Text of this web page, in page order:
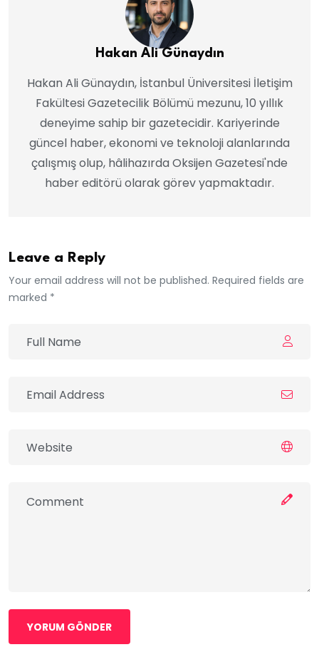
Hakan Ali Günaydın
Hakan Ali Günaydın, İstanbul Üniversitesi İletişim
Fakültesi Gazetecilik Bölümü mezunu, 10 yıllık
deneyime sahip bir gazetecidir. Kariyerinde
güncel haber, ekonomi ve teknoloji alanlarında
çalışmış olup, hâlihazırda Oksijen Gazetesi'nde
haber editörü olarak görev yapmaktadır.
Leave a Reply
Your email address will not be published. Required fields are
marked *
YORUM GÖNDER